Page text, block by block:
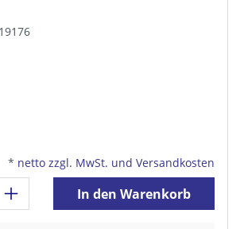
* netto zzgl. MwSt. und Versandkosten
In den Warenkorb